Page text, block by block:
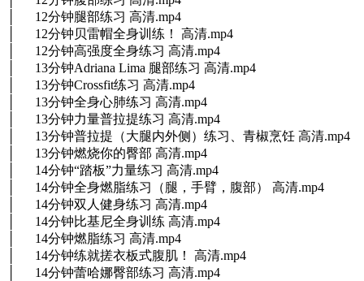
│ 12分钟腿部练习 高清.mp4
│ 12分钟贝雷帽全身训练！ 高清.mp4
│ 12分钟高强度全身练习 高清.mp4
│ 13分钟Adriana Lima 腿部练习 高清.mp4
│ 13分钟Crossfit练习 高清.mp4
│ 13分钟全身心肺练习 高清.mp4
│ 13分钟力量普拉提练习 高清.mp4
│ 13分钟普拉提（大腿内外侧）练习、青椒烹饪 高清.mp4
│ 13分钟燃烧你的臀部 高清.mp4
│ 14分钟“踏板”力量练习 高清.mp4
│ 14分钟全身燃脂练习（腿，手臂，腹部） 高清.mp4
│ 14分钟双人健身练习 高清.mp4
│ 14分钟比基尼全身训练 高清.mp4
│ 14分钟燃脂练习 高清.mp4
│ 14分钟练就搓衣板式腹肌！ 高清.mp4
│ 14分钟蕾哈娜臀部练习 高清.mp4